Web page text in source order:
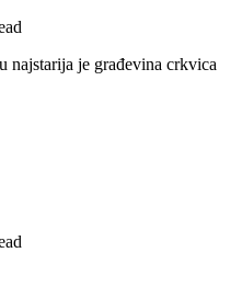
najstarija je građevina crkvica